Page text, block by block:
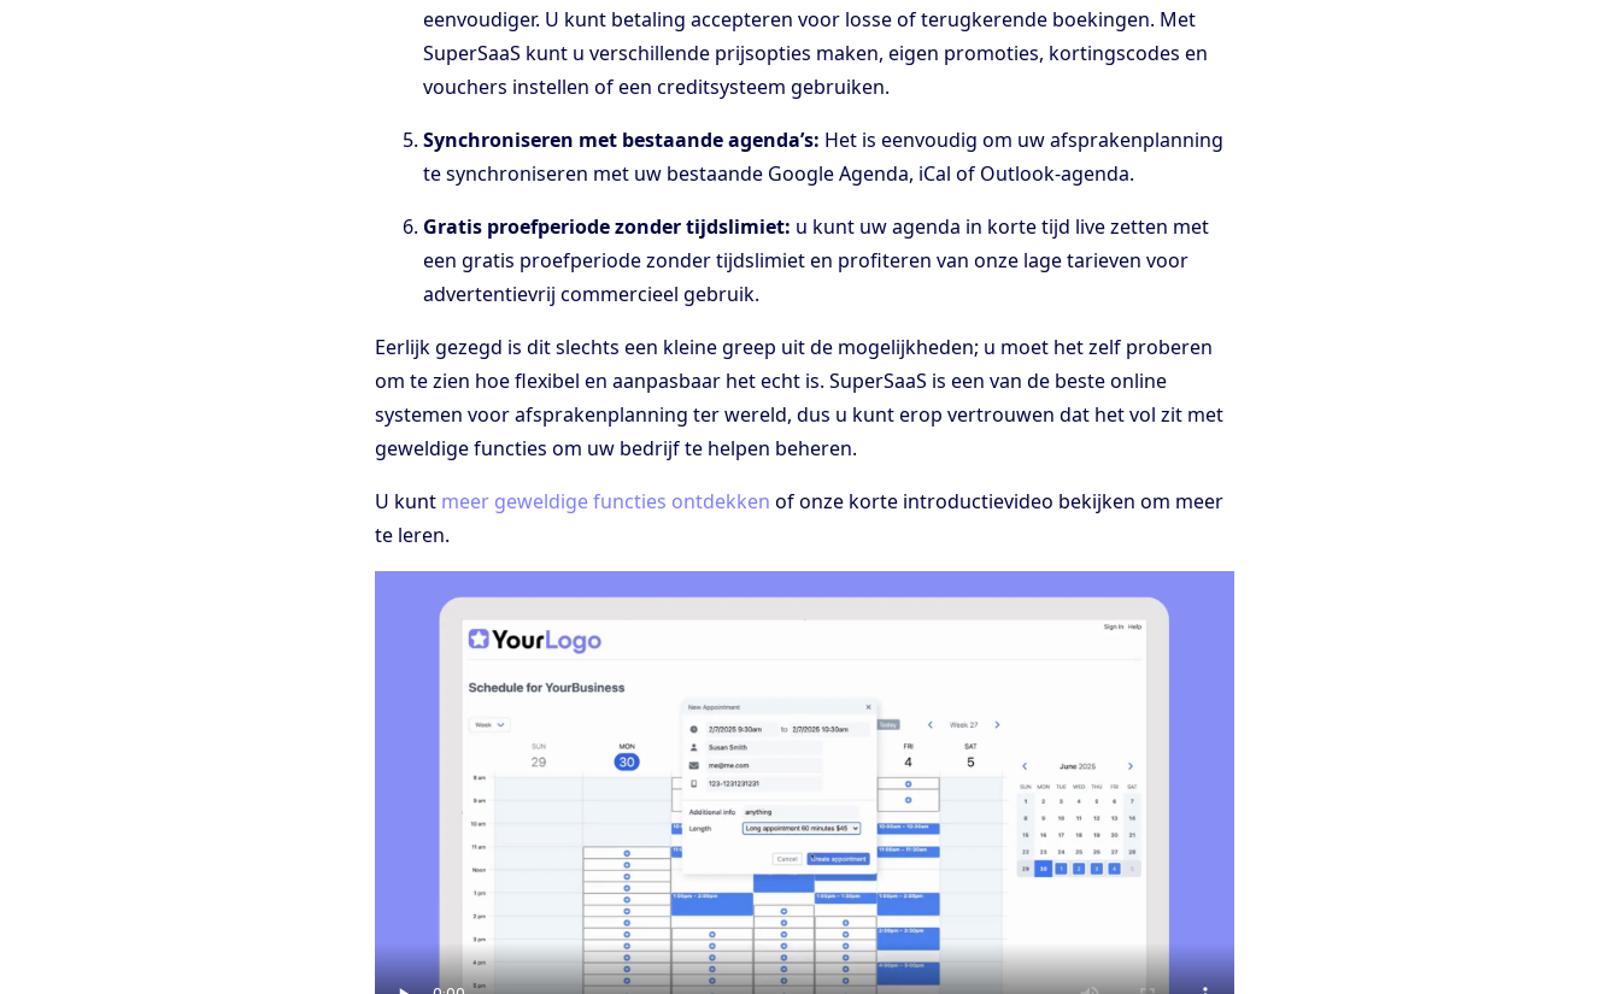
eenvoudiger. U kunt betaling accepteren voor losse of terugkerende boekingen. Met
SuperSaaS kunt u verschillende prijsopties maken, eigen promoties, kortingscodes en
vouchers instellen of een creditsysteem gebruiken.
Synchroniseren met bestaande agenda’s: Het is eenvoudig om uw afsprakenplanning
te synchroniseren met uw bestaande Google Agenda, iCal of Outlook-agenda.
Gratis proefperiode zonder tijdslimiet: u kunt uw agenda in korte tijd live zetten met
een gratis proefperiode zonder tijdslimiet en profiteren van onze lage tarieven voor
advertentievrij commercieel gebruik.
Eerlijk gezegd is dit slechts een kleine greep uit de mogelijkheden; u moet het zelf proberen
om te zien hoe flexibel en aanpasbaar het echt is. SuperSaaS is een van de beste online
systemen voor afsprakenplanning ter wereld, dus u kunt erop vertrouwen dat het vol zit met
geweldige functies om uw bedrijf te helpen beheren.
U kunt meer geweldige functies ontdekken of onze korte introductievideo bekijken om meer
te leren.